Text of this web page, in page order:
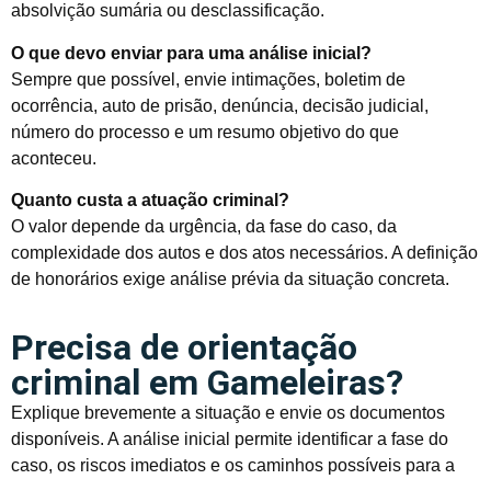
absolvição sumária ou desclassificação.
O que devo enviar para uma análise inicial?
Sempre que possível, envie intimações, boletim de
ocorrência, auto de prisão, denúncia, decisão judicial,
número do processo e um resumo objetivo do que
aconteceu.
Quanto custa a atuação criminal?
O valor depende da urgência, da fase do caso, da
complexidade dos autos e dos atos necessários. A definição
de honorários exige análise prévia da situação concreta.
Precisa de orientação
criminal em Gameleiras?
Explique brevemente a situação e envie os documentos
disponíveis. A análise inicial permite identificar a fase do
caso, os riscos imediatos e os caminhos possíveis para a